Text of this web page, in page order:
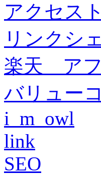
アクセス
リンクシ
楽天 アフ
バリュー
i_m_owl
link
SEO